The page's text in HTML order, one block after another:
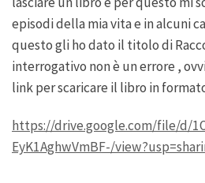
episodi della mia vita e in alcuni
questo gli ho dato il titolo di
interrogativo non è un errore ,
link per scaricare il libro in
https://drive.google.com/file/d/
EyK1AghwVmBF-/